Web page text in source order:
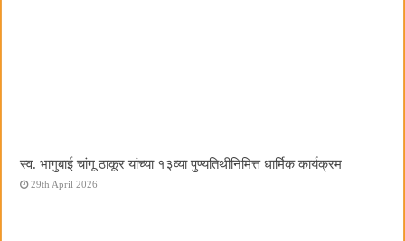
स्व. भागुबाई चांगू ठाकूर यांच्या १३व्या पुण्यतिथीनिमित्त धार्मिक कार्यक्रम
29th April 2026